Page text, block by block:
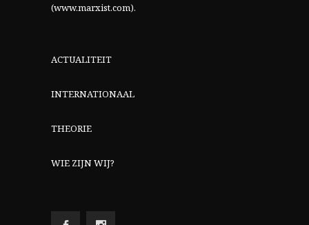
(www.marxist.com).
ACTUALITEIT
INTERNATIONAAL
THEORIE
WIE ZIJN WIJ?